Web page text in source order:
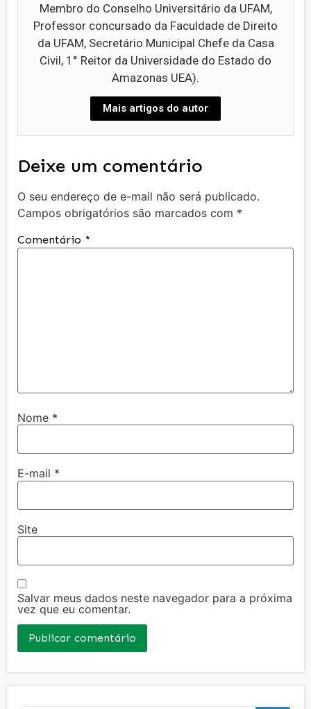
Membro do Conselho Universitário da UFAM,
Professor concursado da Faculdade de Direito
da UFAM, Secretário Municipal Chefe da Casa
Civil, 1° Reitor da Universidade do Estado do
Amazonas UEA).
Mais artigos do autor
Deixe um comentário
O seu endereço de e-mail não será publicado.
Campos obrigatórios são marcados com *
Comentário *
Nome *
E-mail *
Site
Salvar meus dados neste navegador para a próxima
vez que eu comentar.